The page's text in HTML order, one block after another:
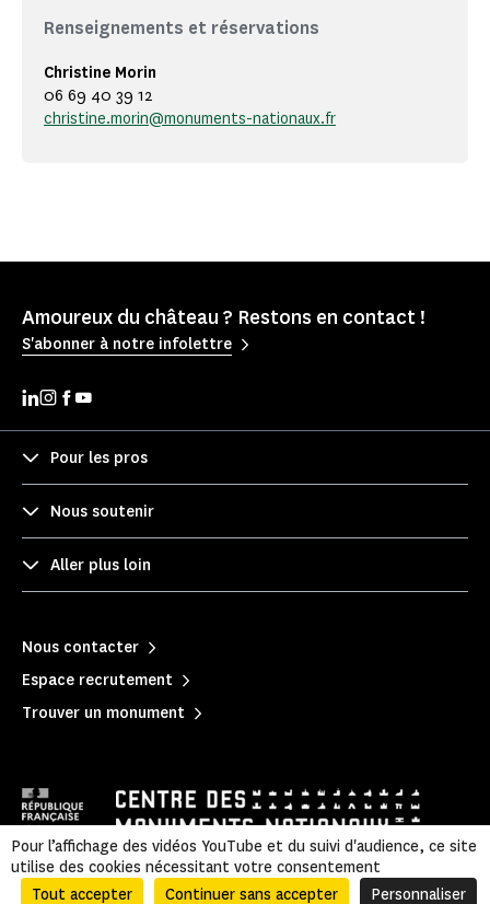
Renseignements et réservations
Christine Morin
06 69 40 39 12
christine.morin@monuments-nationaux.fr
Amoureux du château ? Restons en contact !
S'abonner à notre infolettre
Pour les pros
Nous soutenir
Aller plus loin
Nous contacter
Espace recrutement
Trouver un monument
Politique de confidentialité | Mentions légales | Plan du site
Pour l’affichage des vidéos YouTube et du suivi d'audience, ce site
utilise des cookies nécessitant votre consentement
Tout accepter
Continuer sans accepter Personnaliser